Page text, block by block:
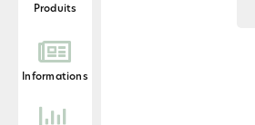
Produits
Informations